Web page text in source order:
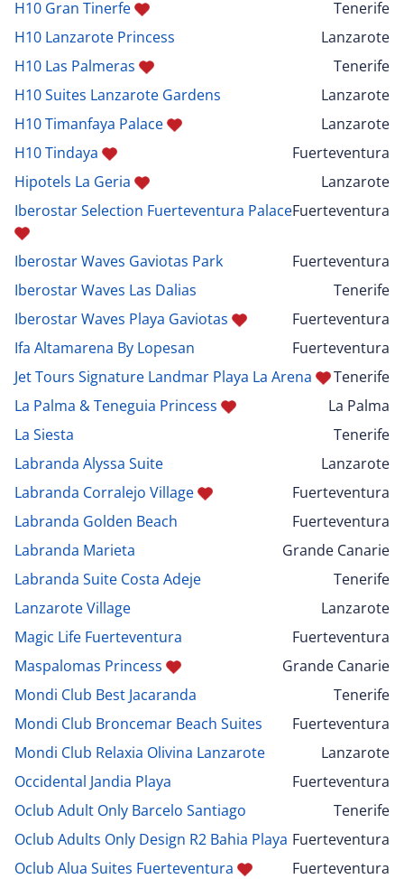
H10 Gran Tinerfe
Tenerife
H10 Lanzarote Princess
Lanzarote
H10 Las Palmeras
Tenerife
H10 Suites Lanzarote Gardens
Lanzarote
H10 Timanfaya Palace
Lanzarote
H10 Tindaya
Fuerteventura
Hipotels La Geria
Lanzarote
Iberostar Selection Fuerteventura PalaceFuerteventura
Iberostar Waves Gaviotas Park
Fuerteventura
Iberostar Waves Las Dalias
Tenerife
Iberostar Waves Playa Gaviotas
Fuerteventura
Ifa Altamarena By Lopesan
Fuerteventura
Jet Tours Signature Landmar Playa La Arena
Tenerife
La Palma & Teneguia Princess
La Palma
La Siesta
Tenerife
Labranda Alyssa Suite
Lanzarote
Labranda Corralejo Village
Fuerteventura
Labranda Golden Beach
Fuerteventura
Labranda Marieta
Grande Canarie
Labranda Suite Costa Adeje
Tenerife
Lanzarote Village
Lanzarote
Magic Life Fuerteventura
Fuerteventura
Maspalomas Princess
Grande Canarie
Mondi Club Best Jacaranda
Tenerife
Mondi Club Broncemar Beach Suites
Fuerteventura
Mondi Club Relaxia Olivina Lanzarote
Lanzarote
Occidental Jandia Playa
Fuerteventura
Oclub Adult Only Barcelo Santiago
Tenerife
Oclub Adults Only Design R2 Bahia Playa Fuerteventura
Oclub Alua Suites Fuerteventura
Fuerteventura